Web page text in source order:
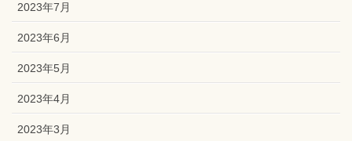
2023年7月
2023年6月
2023年5月
2023年4月
2023年3月